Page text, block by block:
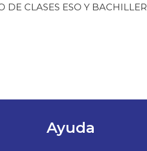
DE CLASES ESO Y BACHILLER
Ayuda